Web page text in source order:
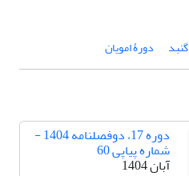
گنبد دورۀ امویان
دوره 17، دوفصلنامه 1404 -
شماره پیاپی 60
آبان 1404